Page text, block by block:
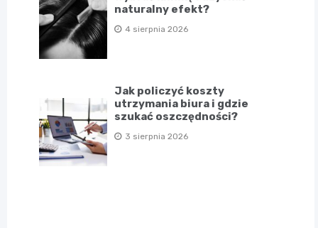
naturalny efekt?
4 sierpnia 2026
Jak policzyć koszty
utrzymania biura i gdzie
szukać oszczędności?
3 sierpnia 2026